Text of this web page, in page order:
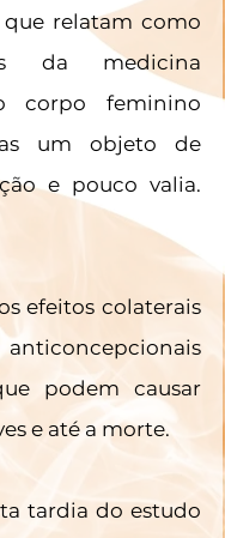
relatam como
da medicina
corpo feminino
um objeto de
e pouco valia.
efeitos colaterais
podem causar
e até a morte.
tardia do estudo